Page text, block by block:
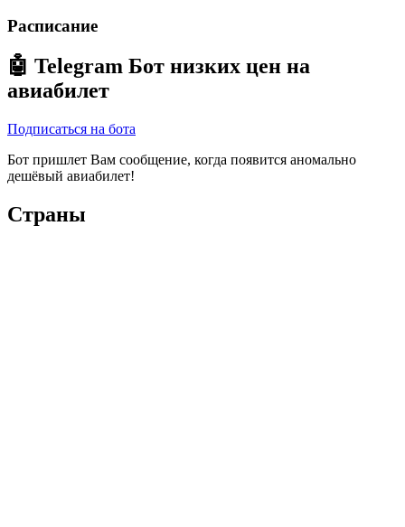
Расписание
🤖 Telegram Бот низких цен на
авиабилет
Подписаться на бота
Бот пришлет Вам сообщение, когда появится аномально
дешёвый авиабилет!
Страны